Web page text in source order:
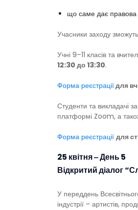
що саме дає правова
Учасники заходу
Учні 9–11 класів та
12:30 до 13:30.
Форма реєстраціїдля
Студенти та викладачі
платформі Zoom, а
Форма реєстрації для
25 квітня ‒ День 5
Відкритий діалог
У переддень
індустрії – артистів,